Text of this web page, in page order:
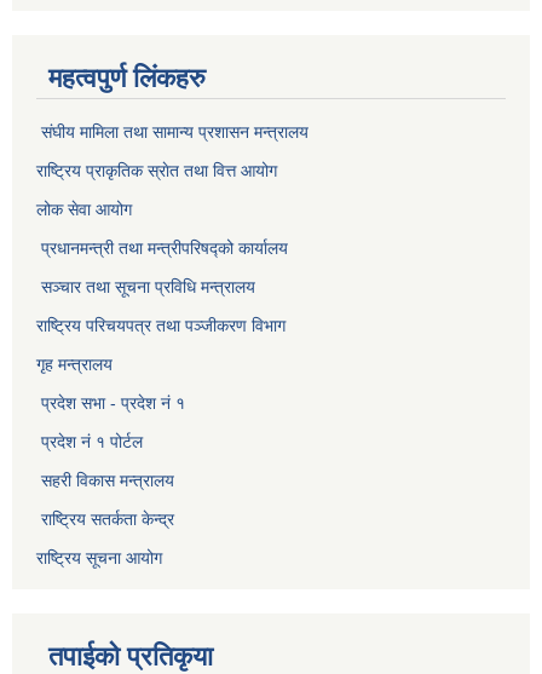
महत्वपुर्ण लिंकहरु
संघीय मामिला तथा सामान्य प्रशासन मन्त्रालय
राष्ट्रिय प्राकृतिक स्राेत तथा वित्त आयोग
लोक सेवा आयोग
प्रधानमन्त्री तथा मन्त्रीपरिषद्को कार्यालय
सञ्‍चार तथा सूचना प्रविधि मन्त्रालय
राष्ट्रिय परिचयपत्र तथा पञ्जीकरण विभाग​
गृह मन्त्रालय
प्रदेश सभा - प्रदेश नं १
प्रदेश नं १ पोर्टल
सहरी विकास मन्त्रालय
राष्ट्रिय सतर्कता केन्द्र
राष्ट्रिय सूचना आयोग
तपाईको प्रतिकृया